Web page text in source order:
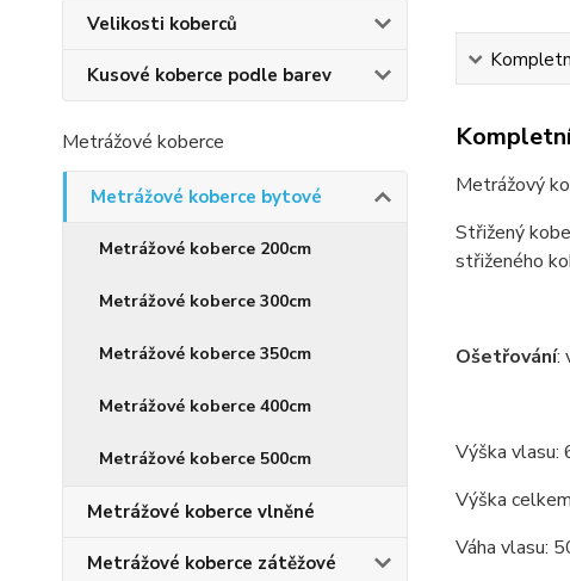
Velikosti koberců
Kusové koberce podle barev
Metrážové koberce
Metrážové koberce bytové
Metrážové koberce 200cm
Metrážové koberce 300cm
Metrážové koberce 350cm
Metrážové koberce 400cm
Metrážové koberce 500cm
Metrážové koberce vlněné
Metrážové koberce zátěžové
Metrážový
Střižený
střiženého
Ošetřování:
Výška vlasu:
Výška
Váha vlasu: